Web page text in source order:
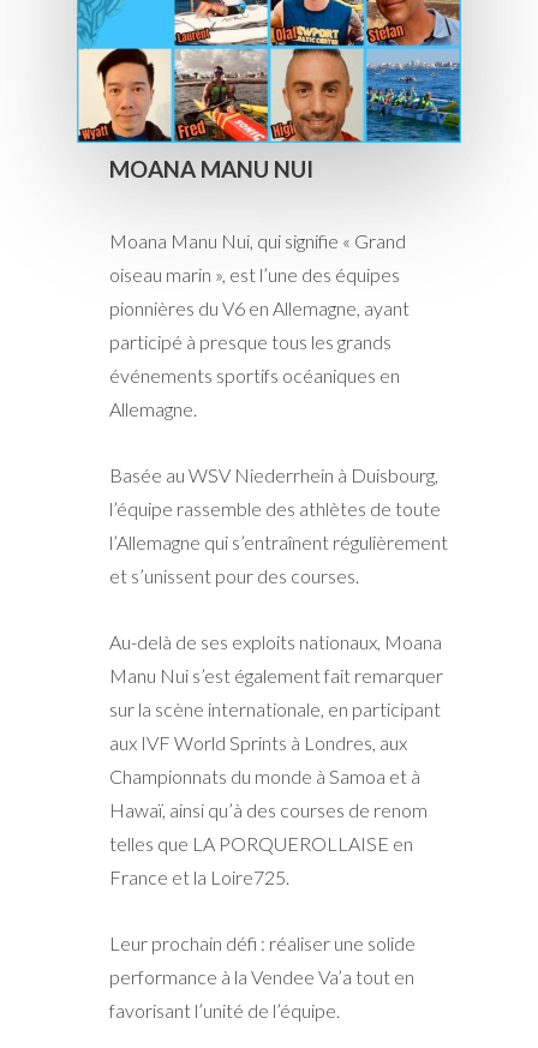
MOANA MANU NUI
Moana Manu Nui, qui signifie « Grand
oiseau marin », est l’une des équipes
pionnières du V6 en Allemagne, ayant
participé à presque tous les grands
événements sportifs océaniques en
Allemagne.
Basée au WSV Niederrhein à Duisbourg,
l’équipe rassemble des athlètes de toute
l’Allemagne qui s’entraînent régulièrement
et s’unissent pour des courses.
Au-delà de ses exploits nationaux, Moana
Manu Nui s’est également fait remarquer
sur la scène internationale, en participant
aux IVF World Sprints à Londres, aux
Championnats du monde à Samoa et à
Hawaï, ainsi qu’à des courses de renom
telles que LA PORQUEROLLAISE en
France et la Loire725.
Leur prochain défi : réaliser une solide
performance à la Vendee Va’a tout en
favorisant l’unité de l’équipe.